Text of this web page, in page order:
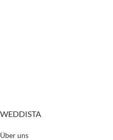
WEDDISTA
Über uns